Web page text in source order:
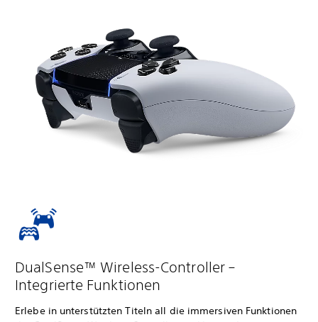
DualSense™ Wireless-Controller –
Integrierte Funktionen
Erlebe in unterstützten Titeln all die immersiven Funktionen